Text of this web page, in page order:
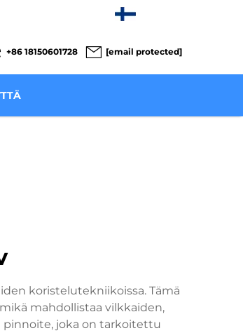
+86 18150601728 [email protected]
koristelutekniikoissa. Tämä
mahdollistaa vilkkaiden,
pinnoite, joka on tarkoitettu